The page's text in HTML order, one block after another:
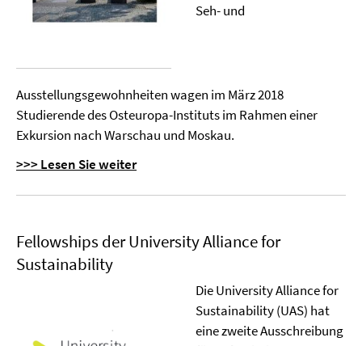
Seh- und
Ausstellungsgewohnheiten wagen im März 2018
Studierende des Osteuropa-Instituts im Rahmen einer
Exkursion nach Warschau und Moskau.
>>> Lesen Sie weiter
Fellowships der University Alliance for
Sustainability
Die University Alliance for
Sustainability (UAS) hat
eine zweite Ausschreibung